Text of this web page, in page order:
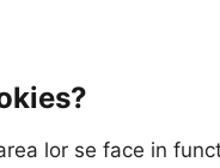
lor se face in